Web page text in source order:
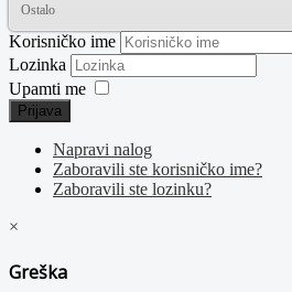
Ostalo
Korisničko ime
Lozinka
Upamti me
Prijava
Napravi nalog
Zaboravili ste korisničko ime?
Zaboravili ste lozinku?
×
Greška